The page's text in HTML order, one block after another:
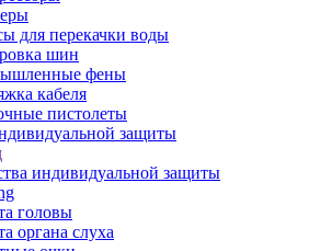
для перекачки воды
шин
фены
кабеля
пистолеты
защиты
индивидуальной защиты
головы
органа слуха